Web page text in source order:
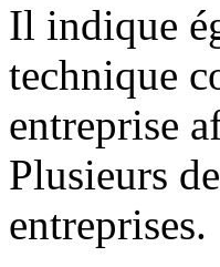
Il indique
technique
entreprise
Plusieurs
entreprises.